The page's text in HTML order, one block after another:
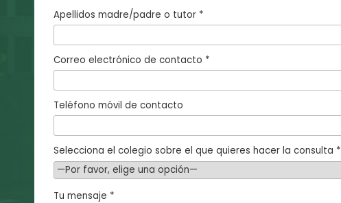
Apellidos madre/padre o tutor *
Correo electrónico de contacto *
Teléfono móvil de contacto
Selecciona el colegio sobre el que quieres hacer la consulta *
Tu mensaje *